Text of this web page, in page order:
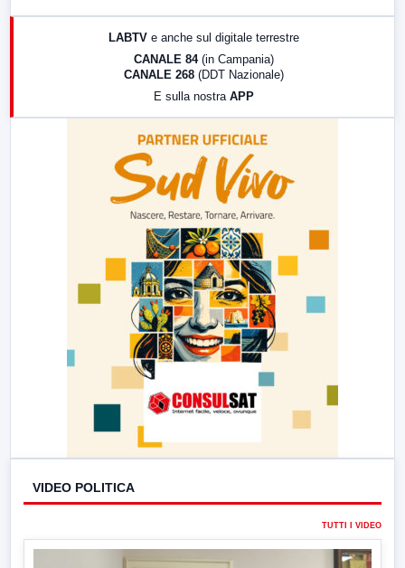
LABTV e anche sul digitale terrestre
CANALE 84 (in Campania)
CANALE 268 (DDT Nazionale)
E sulla nostra APP
VIDEO POLITICA
TUTTI I VIDEO